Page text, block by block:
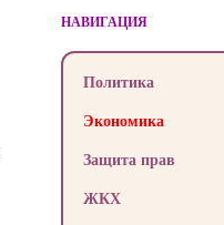
НАВИГАЦИЯ
Политика
Экономика
Защита прав
ЖКХ